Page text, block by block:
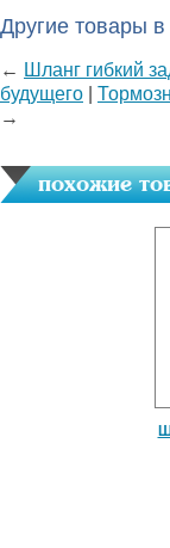
Другие товары в
← Шланг гибкий
будущего
→
похожие